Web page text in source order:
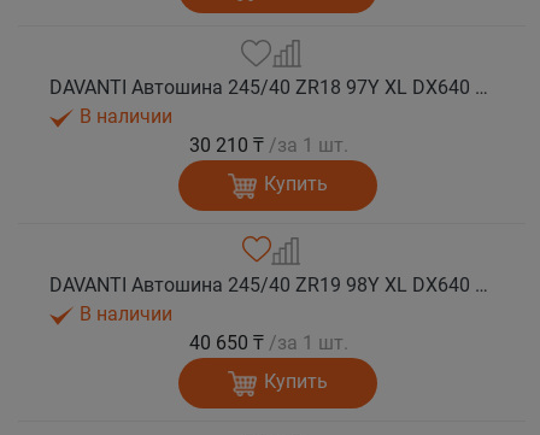
DAVANTI Автошина 245/40 ZR18 97Y XL DX640 RPR лето
В наличии
30 210 ₸ /за 1 шт.
Купить
DAVANTI Автошина 245/40 ZR19 98Y XL DX640 RPR лето
В наличии
40 650 ₸ /за 1 шт.
Купить